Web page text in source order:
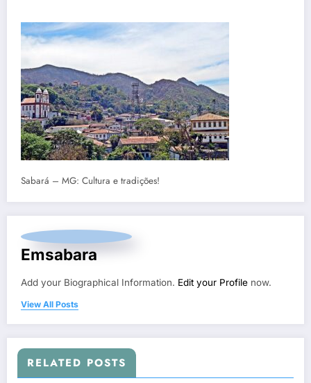
Sabará – MG: Cultura e tradições!
Emsabara
Add your Biographical Information. Edit your Profile now.
View All Posts
RELATED POSTS